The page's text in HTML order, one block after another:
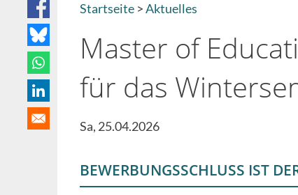
Breadcrumb
Startseite Aktuelles
Master of
für das
Sa, 25.04.2026
BEWERBUNGSSCHLUSS IST